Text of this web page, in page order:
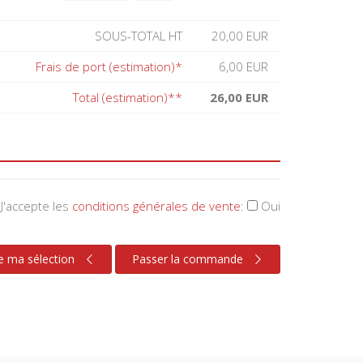
SOUS-TOTAL HT
20,00 EUR
Frais de port (estimation)*
6,00 EUR
Total (estimation)**
26,00 EUR
J'accepte les conditions générales de vente: Oui
ma sélection Passer la commande